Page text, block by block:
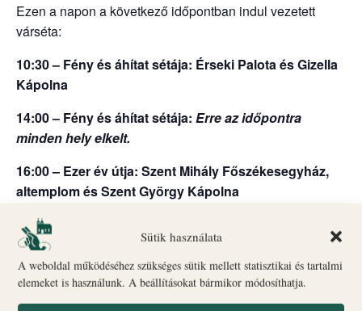
Sütik használata
A weboldal működéséhez szükséges sütik mellett statisztikai és tartalmi
elemeket is használunk. A beállításokat bármikor módosíthatja.
Ezen a napon a következő időpontban indul vezetett
várséta:
10:30 – Fény és áhítat sétája: Érseki Palota és Gizella
Kápolna
14:00 – Fény és áhítat sétája: Erre az időpontra
minden hely elkelt.
16:00 – Ezer év útja: Szent Mihály Főszékesegyház,
altemplom és Szent György Kápolna
18:00 – Fény és áhítat sétája: Érseki Palota és Gizella
Kápolna + Érseki Palota kert
Indulás: Biró–Giczey Ház (Vár utca 31.)